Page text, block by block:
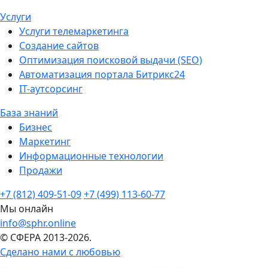
Услуги
Услуги телемаркетинга
Создание сайтов
Оптимизация поисковой выдачи (SEO)
Автоматизация портала Битрикс24
IT-аутсорсинг
База знаний
Бизнес
Маркетинг
Информационные технологии
Продажи
+7 (812) 409-51-09+7 (499) 113-60-77
Мы онлайн
info@sphr.online
© СФЕРА 2013-2026.
Сделано нами с любовью